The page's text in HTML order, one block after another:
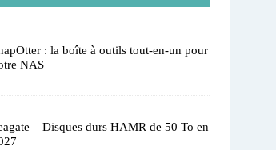
: la boîte à outils tout-en-un pour
NAS
– Disques durs HAMR de 50 To en